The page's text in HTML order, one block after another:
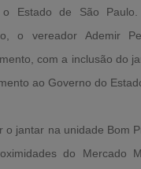
Estado de São Paulo.
o vereador Ademir
com a inclusão do
ao Governo do
o jantar na unidade Bom
do Mercado